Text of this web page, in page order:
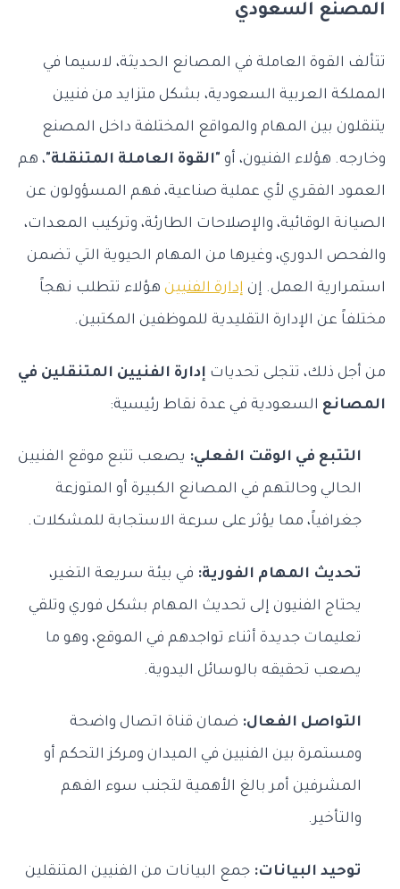
المصنع السعودي
تتألف القوة العاملة في المصانع الحديثة، لاسيما في
المملكة العربية السعودية، بشكل متزايد من فنيين
يتنقلون بين المهام والمواقع المختلفة داخل المصنع
وخارجه. هؤلاء الفنيون، أو "القوة العاملة المتنقلة"، هم
العمود الفقري لأي عملية صناعية، فهم المسؤولون عن
الصيانة الوقائية، والإصلاحات الطارئة، وتركيب المعدات،
والفحص الدوري، وغيرها من المهام الحيوية التي تضمن
استمرارية العمل. إن إدارة الفنيين هؤلاء تتطلب نهجاً
مختلفاً عن الإدارة التقليدية للموظفين المكتبين.
من أجل ذلك، تتجلى تحديات إدارة الفنيين المتنقلين في
المصانع السعودية في عدة نقاط رئيسية:
التتبع في الوقت الفعلي: يصعب تتبع موقع الفنيين
الحالي وحالتهم في المصانع الكبيرة أو المتوزعة
جغرافياً، مما يؤثر على سرعة الاستجابة للمشكلات.
تحديث المهام الفورية: في بيئة سريعة التغير،
يحتاج الفنيون إلى تحديث المهام بشكل فوري وتلقي
تعليمات جديدة أثناء تواجدهم في الموقع، وهو ما
يصعب تحقيقه بالوسائل اليدوية.
التواصل الفعال: ضمان قناة اتصال واضحة
ومستمرة بين الفنيين في الميدان ومركز التحكم أو
المشرفين أمر بالغ الأهمية لتجنب سوء الفهم
والتأخير.
توحيد البيانات: جمع البيانات من الفنيين المتنقلين